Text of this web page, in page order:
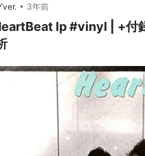
ver. • 3年前
lp #vinyl | +付